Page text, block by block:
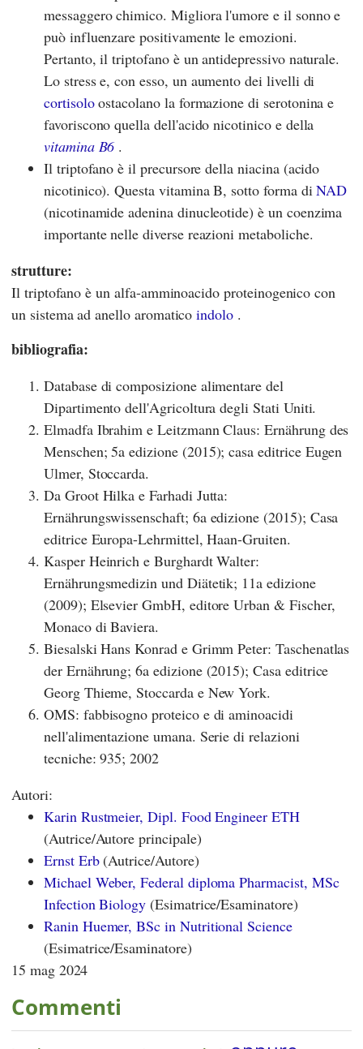
messaggero chimico. Migliora l'umore e il sonno e
può influenzare positivamente le emozioni.
Pertanto, il triptofano è un antidepressivo naturale.
Lo stress e, con esso, un aumento dei livelli di
cortisoloostacolano la formazione di serotonina e
favoriscono quella dell'acido nicotinico e della
vitamina B6.
Il triptofano è il precursore della niacina (acido
nicotinico). Questa vitamina B, sotto forma diNAD
(nicotinamide adenina dinucleotide) è un coenzima
importante nelle diverse reazioni metaboliche.
strutture:
Il triptofano è un alfa-amminoacido proteinogenico con
un sistema ad anello aromaticoindolo .
bibliografia:
Database di composizione alimentare del
Dipartimento dell'Agricoltura degli Stati Uniti.
Elmadfa Ibrahim e Leitzmann Claus: Ernährung des
Menschen; 5a edizione (2015); casa editrice Eugen
Ulmer, Stoccarda.
Da Groot Hilka e Farhadi Jutta:
Ernährungswissenschaft; 6a edizione (2015); Casa
editrice Europa-Lehrmittel, Haan-Gruiten.
Kasper Heinrich e Burghardt Walter:
Ernährungsmedizin und Diätetik; 11a edizione
(2009); Elsevier GmbH, editore Urban & Fischer,
Monaco di Baviera.
Biesalski Hans Konrad e Grimm Peter: Taschenatlas
der Ernährung; 6a edizione (2015); Casa editrice
Georg Thieme, Stoccarda e New York.
OMS: fabbisogno proteico e di aminoacidi
nell'alimentazione umana. Serie di relazioni
tecniche: 935; 2002
Autori:
Karin Rustmeier, Dipl. Food Engineer ETH
(Autrice/Autore principale)
Ernst Erb(Autrice/Autore)
Michael Weber, Federal diploma Pharmacist, MSc
Infection Biology (Esimatrice/Esaminatore)
Ranin Huemer, BSc in Nutritional Science
(Esimatrice/Esaminatore)
15 mag 2024
Commenti